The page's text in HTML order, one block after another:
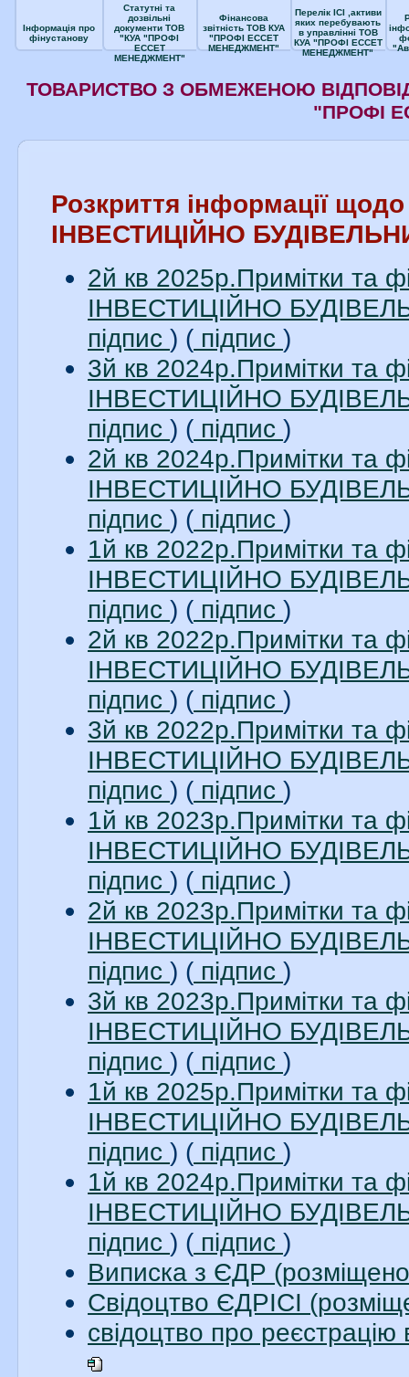
Інформація про
фінустанову
Статутні та
дозвільні
документи ТОВ
"КУА "ПРОФІ
ЕССЕТ
МЕНЕДЖМЕНТ"
Фінансова
звітність ТОВ КУА
"ПРОФІ ЕССЕТ
МЕНЕДЖМЕНТ"
Перелік ІСІ ,активи
яких перебувають
в управлінні ТОВ
КУА "ПРОФІ ЕССЕТ
МЕНЕДЖМЕНТ"
ТОВАРИСТВО З ОБМЕЖЕНОЮ
"ПРОФІ
Розкриття інформації
ІНВЕСТИЦІЙНО
2й кв 2025р.Примітки та
ІНВЕСТИЦІЙНО
підпис ) ( підпис )
3й кв 2024р.Примітки та
ІНВЕСТИЦІЙНО
підпис ) ( підпис )
2й кв 2024р.Примітки та
ІНВЕСТИЦІЙНО
підпис ) ( підпис )
1й кв 2022р.Примітки та
ІНВЕСТИЦІЙНО
підпис ) ( підпис )
2й кв 2022р.Примітки та
ІНВЕСТИЦІЙНО
підпис ) ( підпис )
3й кв 2022р.Примітки та
ІНВЕСТИЦІЙНО
підпис ) ( підпис )
1й кв 2023р.Примітки та
ІНВЕСТИЦІЙНО
підпис ) ( підпис )
2й кв 2023р.Примітки та
ІНВЕСТИЦІЙНО
підпис ) ( підпис )
3й кв 2023р.Примітки та
ІНВЕСТИЦІЙНО
підпис ) ( підпис )
1й кв 2025р.Примітки та
ІНВЕСТИЦІЙНО
підпис ) ( підпис )
1й кв 2024р.Примітки та
ІНВЕСТИЦІЙНО
підпис ) ( підпис )
Виписка з ЄДР
Свідоцтво ЄДРІСІ
свідоцтво про